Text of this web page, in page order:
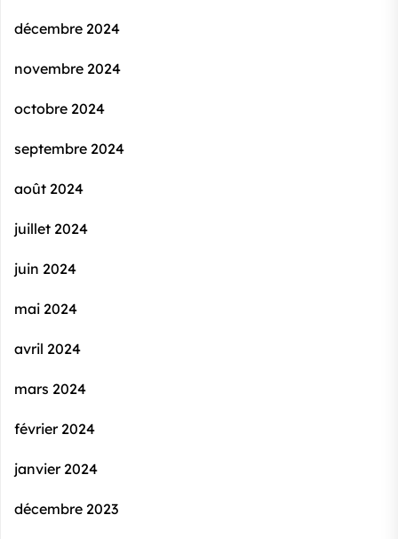
décembre 2024
novembre 2024
octobre 2024
septembre 2024
août 2024
juillet 2024
juin 2024
mai 2024
avril 2024
mars 2024
février 2024
janvier 2024
décembre 2023